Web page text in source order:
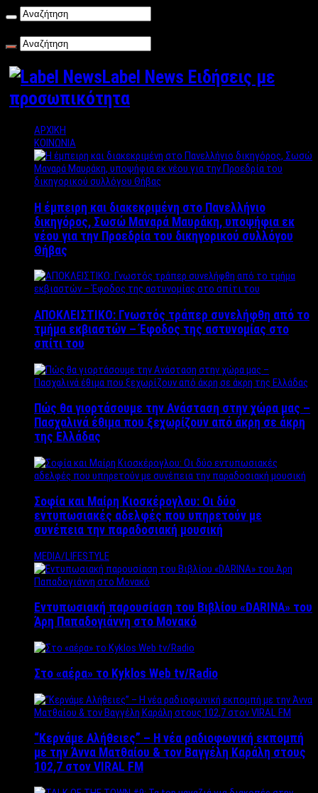
Label News Ειδήσεις με
προσωπικότητα
ΑΡΧΙΚΗ
ΚΟΙΝΩΝΙΑ
Η έμπειρη και διακεκριμένη στο Πανελλήνιο
δικηγόρος, Σωσώ Μαναρά Μαυράκη, υποψήφια εκ
νέου για την Προεδρία του δικηγορικού συλλόγου
Θήβας
ΑΠΟΚΛΕΙΣΤΙΚΟ: Γνωστός τράπερ συνελήφθη από το
τμήμα εκβιαστών – Έφοδος της αστυνομίας στο
σπίτι του
Πώς θα γιορτάσουμε την Ανάσταση στην χώρα μας –
Πασχαλινά έθιμα που ξεχωρίζουν από άκρη σε άκρη
της Ελλάδας
Σοφία και Μαίρη Κιοσκέρογλου: Οι δύο
εντυπωσιακές αδελφές που υπηρετούν με
συνέπεια την παραδοσιακή μουσική
MEDIA/LIFESTYLE
Εντυπωσιακή παρουσίαση του Βιβλίου «DARINA» του
Άρη Παπαδογιάννη στο Μονακό
Στο «αέρα» το Kyklos Web tv/Radio
“Kερνάμε Αλήθειες” – Η νέα ραδιοφωνική εκπομπή
με την Άννα Ματθαίου & τον Βαγγέλη Καράλη στους
102,7 στον VIRAL FM